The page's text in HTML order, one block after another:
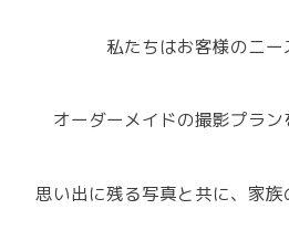
私たちはお客様のニー
オーダーメイドの撮影プラン
思い出に残る写真と共に、家族